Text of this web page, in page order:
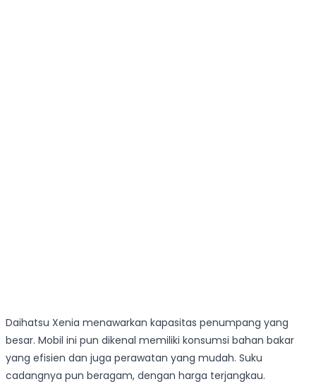
Daihatsu Xenia menawarkan kapasitas penumpang yang
besar. Mobil ini pun dikenal memiliki konsumsi bahan bakar
yang efisien dan juga perawatan yang mudah. Suku
cadangnya pun beragam, dengan harga terjangkau.